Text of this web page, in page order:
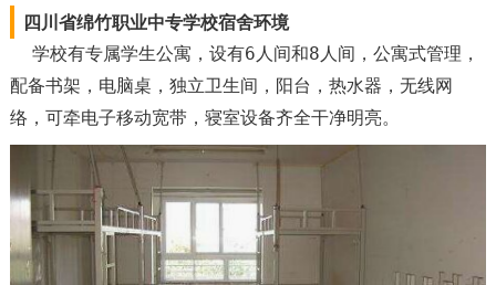
四川省绵竹职业中专学校宿舍环境
学校有专属学生公寓，设有6人间和8人间，公寓式管理，
配备书架，电脑桌，独立卫生间，阳台，热水器，无线网
络，可牵电子移动宽带，寝室设备齐全干净明亮。